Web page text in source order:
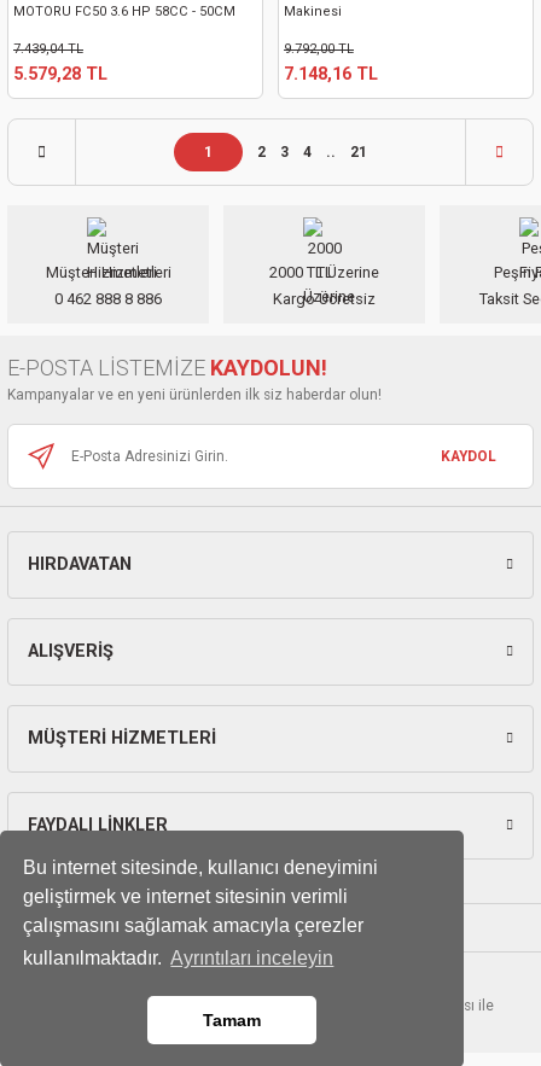
Bu internet sitesinde, kullanıcı deneyimini
geliştirmek ve internet sitesinin verimli
çalışmasını sağlamak amacıyla çerezler
kullanılmaktadır. Ayrıntıları inceleyin
Tamam
MOTORU FC50 3.6 HP 58CC - 50CM
7.439,04 TL
5.579,28 TL
Makinesi
9.792,00 TL
7.148,16 TL
1 2 3 4 .. 21
Müşteri Hizmetleri
0 462 888 8 886
2000 TL Üzerine
Kargo Ücretsiz
Peşin
Taksit
E-POSTA LİSTEMİZE KAYDOLUN!
Kampanyalar ve en yeni ürünlerden ilk siz haberdar olun!
KAYDOL
HIRDAVATAN
ALIŞVERİŞ
MÜŞTERİ HİZMETLERİ
FAYDALI LİNKLER
© Tüm hakları saklıdır. Kredi kartı bilgileriniz 256bit SSL sertifikası ile
korunmaktadır.